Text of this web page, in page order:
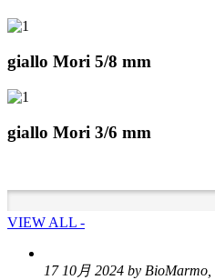
giallo Mori 5/8 mm
giallo Mori 3/6 mm
VIEW ALL -
17 10月 2024 by